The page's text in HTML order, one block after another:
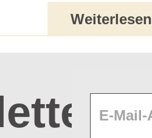
Weiterlesen